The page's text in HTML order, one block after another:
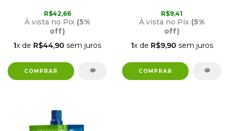
R$42,66
À vista no Pix (5%
off)
1x de R$44,90 sem juros
R$9,41
À vista no Pix (5%
off)
1x de R$9,90 sem juros